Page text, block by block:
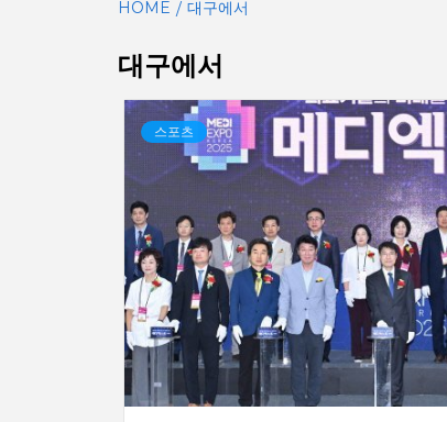
HOME 대구에서
대구에서
스포츠